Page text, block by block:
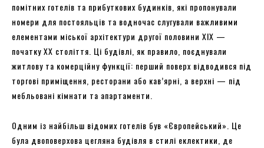
помітних готелів та прибуткових будинків, які пропонували
номери для постояльців та водночас слугували важливими
елементами міської архітектури другої половини XIX —
початку XX століття. Ці будівлі, як правило, поєднували
житлову та комерційну функції: перший поверх відводився під
торгові приміщення, ресторани або кав’ярні, а верхні — під
мебльовані кімнати та апартаменти.
Одним із найбільш відомих готелів був «Європейський». Це
була двоповерхова цегляна будівля в стилі еклектики, де